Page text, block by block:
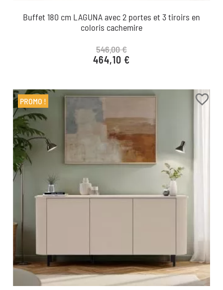
Buffet 180 cm LAGUNA avec 2 portes et 3 tiroirs en
coloris cachemire
Prix de base
546,00 €
Prix
464,10 €
favorite_border
PROMO !